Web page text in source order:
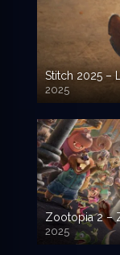
Stitch 2025 –
2025
720p HD
Zootopia 2 –
2025
720p HD